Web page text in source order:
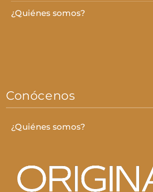
¿Quiénes somos?
Conócenos
¿Quiénes somos?